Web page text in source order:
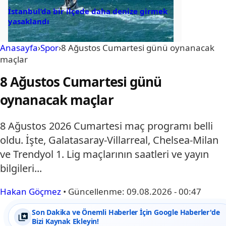
İstanbul’da bir ilçede daha denize girmek
yasaklandı
Anasayfa›Spor›8 Ağustos Cumartesi günü oynanacak
maçlar
8 Ağustos Cumartesi günü
oynanacak maçlar
8 Ağustos 2026 Cumartesi maç programı belli
oldu. İşte, Galatasaray-Villarreal, Chelsea-Milan
ve Trendyol 1. Lig maçlarının saatleri ve yayın
bilgileri...
Hakan Göçmez • Güncellenme: 09.08.2026 - 00:47
Son Dakika ve Önemli Haberler İçin Google Haberler'de
Bizi Kaynak Ekleyin!